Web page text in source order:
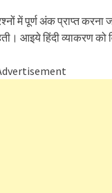
में पूर्ण अंक प्राप्त
आइये हिंदी व्याकरण